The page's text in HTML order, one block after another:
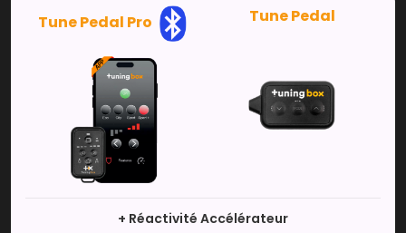
Tune Pedal Pro Tune Pedal
+ Réactivité Accélérateur